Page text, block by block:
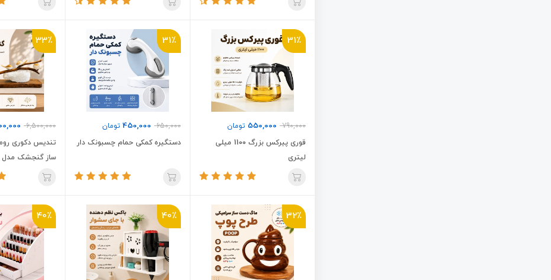
31٪
790,000
550,000 تومان
قوری پیرکس بزرگ 1100 میلی
لیتری
31٪
650,000
450,000 تومان
دستگیره کمکی حمام چسبونک دار
33٪
6,500,000
تندیس دکوری
ساز گنجشک مدل
طلا
32٪ 40٪ 40٪